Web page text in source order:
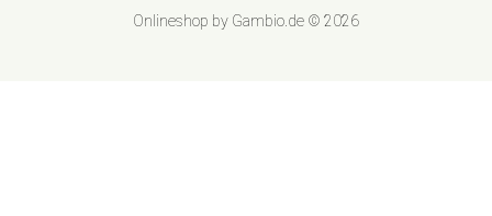
Onlineshop by Gambio.de © 2026